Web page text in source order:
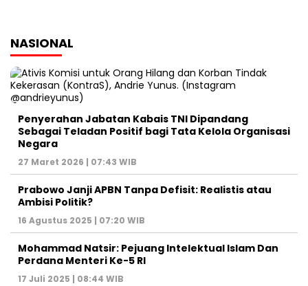
NASIONAL
Penyerahan Jabatan Kabais TNI Dipandang
Sebagai Teladan Positif bagi Tata Kelola Organisasi
Negara
27 Maret 2026 | 07:43 WIB
Prabowo Janji APBN Tanpa Defisit: Realistis atau
Ambisi Politik?
16 Agustus 2025 | 07:20 WIB
Mohammad Natsir: Pejuang Intelektual Islam Dan
Perdana Menteri Ke-5 RI
17 Juli 2025 | 08:44 WIB